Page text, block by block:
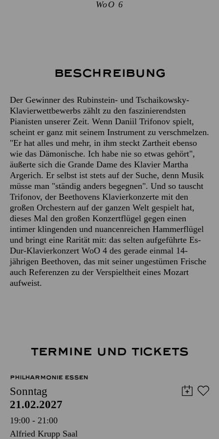
WoO 6
Beschreibung
Der Gewinner des Rubinstein- und Tschaikowsky-
Klavierwettbewerbs zählt zu den faszinierendsten
Pianisten unserer Zeit. Wenn Daniil Trifonov spielt,
scheint er ganz mit seinem Instrument zu verschmelzen.
"Er hat alles und mehr, in ihm steckt Zartheit ebenso
wie das Dämonische. Ich habe nie so etwas gehört",
äußerte sich die Grande Dame des Klavier Martha
Argerich. Er selbst ist stets auf der Suche, denn Musik
müsse man "ständig anders begegnen". Und so tauscht
Trifonov, der Beethovens Klavierkonzerte mit den
großen Orchestern auf der ganzen Welt gespielt hat,
dieses Mal den großen Konzertflügel gegen einen
intimer klingenden und nuancenreichen Hammerflügel
und bringt eine Rarität mit: das selten aufgeführte Es-
Dur-Klavierkonzert WoO 4 des gerade einmal 14-
jährigen Beethoven, das mit seiner ungestümen Frische
auch Referenzen zu der Verspieltheit eines Mozart
aufweist.
TERMINE UND TICKETS
PHILHARMONIE ESSEN
Sonntag
21.02.2027
19:00 - 21:00
Alfried Krupp Saal